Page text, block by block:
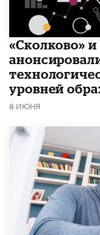
«Сколково»
уровней
8 ИЮНЯ